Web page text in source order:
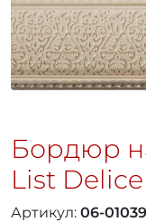
Бордюр
List
Артикул: 06-